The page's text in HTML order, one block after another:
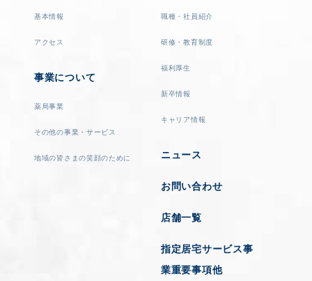
基本情報
アクセス
事業について
薬局事業
その他の事業・サービス
地域の皆さまの笑顔のために
職種・社員紹介
研修・教育制度
福利厚生
新卒情報
キャリア情報
ニュース
お問い合わせ
店舗一覧
指定居宅サービス事
業重要事項他